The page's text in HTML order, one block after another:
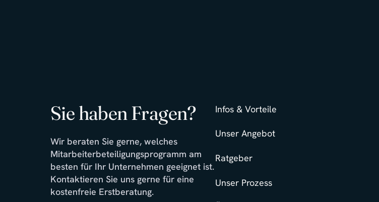
Sie haben Fragen?
Wir beraten Sie gerne, welches
Mitarbeiterbeteiligungsprogramm am
besten für Ihr Unternehmen geeignet ist.
Kontaktieren Sie uns gerne für eine
kostenfreie Erstberatung.
Infos & Vorteile
Unser Angebot
Ratgeber
Unser Prozess